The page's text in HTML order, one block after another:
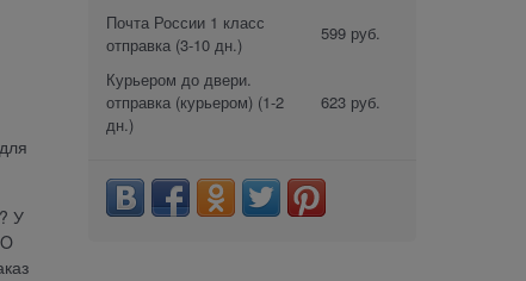
У
Почта России 1 класс
отправка (3-10 дн.)
599 руб.
Курьером до двери.
отправка (курьером) (1-2
дн.)
623 руб.